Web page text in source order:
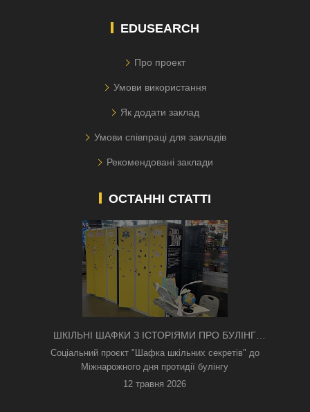
EDUSEARCH
Про проект
Умови використання
Як додати заклад
Умови співпраці для закладів
Рекомендовані заклади
ОСТАННІ СТАТТІ
ШКІЛЬНІ ШАФКИ З ІСТОРІЯМИ ПРО БУЛІНГ
З'ЯВИЛИСЯ В КИЄВІ
Соціальний проєкт "Шафка шкільних секретів" до
Міжнарожного дня протидії булінгу
12 травня 2026